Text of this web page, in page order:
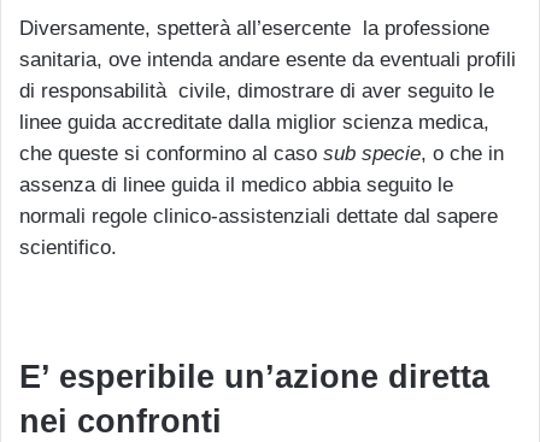
Diversamente, spetterà all’esercente la professione
sanitaria, ove intenda andare esente da eventuali profili
di responsabilità civile, dimostrare di aver seguito le
linee guida accreditate dalla miglior scienza medica,
che queste si conformino al caso sub specie, o che in
assenza di linee guida il medico abbia seguito le
normali regole clinico-assistenziali dettate dal sapere
scientifico.
E’ esperibile un’azione diretta
nei confronti